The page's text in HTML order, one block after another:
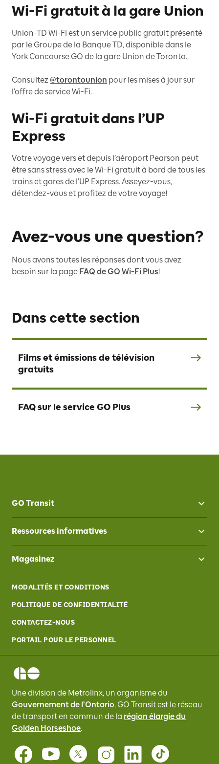
Wi-Fi gratuit à la gare Union
Union-TD Wi-Fi est un service public gratuit présenté
par le Groupe de la Banque TD, disponible dans le
York Concourse GO de la gare Union de Toronto.
Consultez @torontounion pour les mises à jour sur
l’offre de service Wi-Fi.
Wi-Fi gratuit dans l’UP
Express
Votre voyage vers et depuis l’aéroport Pearson peut
être sans stress avec le Wi-Fi gratuit à bord de tous les
trains et gares de l’UP Express. Asseyez-vous,
détendez-vous et profitez de votre voyage!
Avez-vous une question?
Nous avons toutes les réponses dont vous avez
besoin sur la page FAQ de GO Wi-Fi Plus!
Dans cette section
Films et émissions de télévision
gratuits
FAQ sur le service GO Plus
GO Transit
Ressources informatives
Magasinez
MODALITÉS ET CONDITIONS
POLITIQUE DE CONFIDENTIALITÉ
CONTACTEZ-NOUS
PORTAIL POUR LE PERSONNEL
Une division de Metrolinx, un organisme du
Gouvernement de l'Ontario, GO Transitest le réseau
de transport en commun de la région élargie du
Golden Horseshoe.